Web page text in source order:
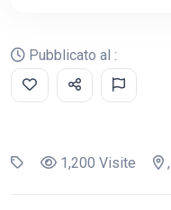
Pubblicato al :
1,200 Visite